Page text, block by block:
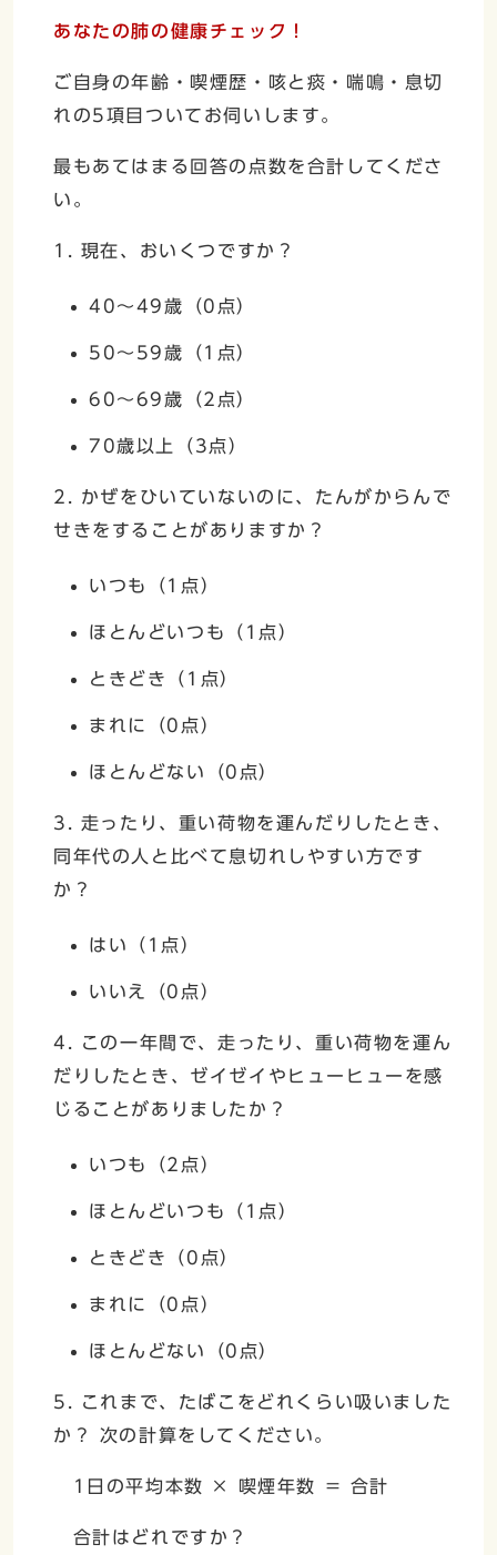
あなたの肺の健康チェック！
ご自身の年齢・喫煙歴・咳と痰・喘鳴・息切
れの5項目ついてお伺いします。
最もあてはまる回答の点数を合計してくださ
い。
1. 現在、おいくつですか？
40～49歳（0点）
50～59歳（1点）
60～69歳（2点）
70歳以上（3点）
2. かぜをひいていないのに、たんがからんで
せきをすることがありますか？
いつも（1点）
ほとんどいつも（1点）
ときどき（1点）
まれに（0点）
ほとんどない（0点）
3. 走ったり、重い荷物を運んだりしたとき、
同年代の人と比べて息切れしやすい方です
か？
はい（1点）
いいえ（0点）
4. この一年間で、走ったり、重い荷物を運ん
だりしたとき、ゼイゼイやヒューヒューを感
じることがありましたか？
いつも（2点）
ほとんどいつも（1点）
ときどき（0点）
まれに（0点）
ほとんどない（0点）
5. これまで、たばこをどれくらい吸いました
か？ 次の計算をしてください。
1日の平均本数 × 喫煙年数 ＝ 合計
合計はどれですか？